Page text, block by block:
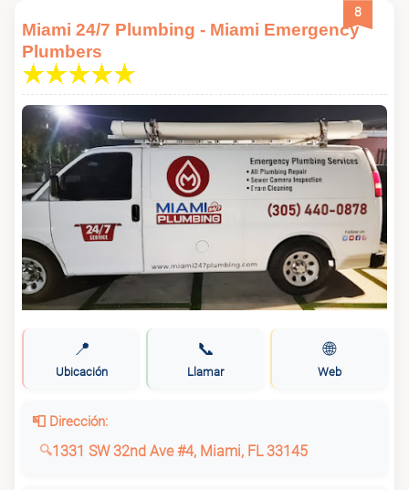
8
Miami 24/7 Plumbing - Miami Emergency
Plumbers
📍
Ubicación
📞
Llamar
🌐
Web
📮 Dirección:
1331 SW 32nd Ave #4, Miami, FL 33145